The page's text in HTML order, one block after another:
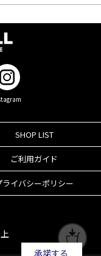
SHOP LIST
ご利用ガイド
ライバシーポリシー
承諾する